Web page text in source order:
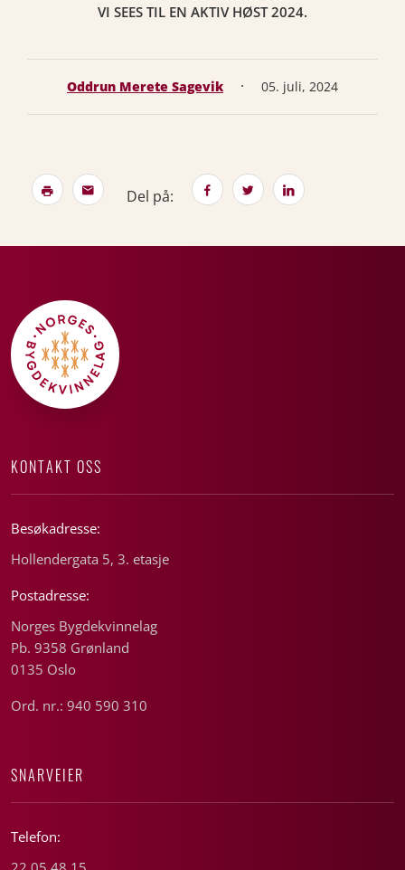
VI SEES TIL EN AKTIV HØST 2024.
Oddrun Merete Sagevik · 05. juli, 2024
Del på:
KONTAKT OSS
Besøkadresse:
Hollendergata 5, 3. etasje
Postadresse:
Norges Bygdekvinnelag
Pb. 9358 Grønland
0135 Oslo
Ord. nr.: 940 590 310
SNARVEIER
Telefon: